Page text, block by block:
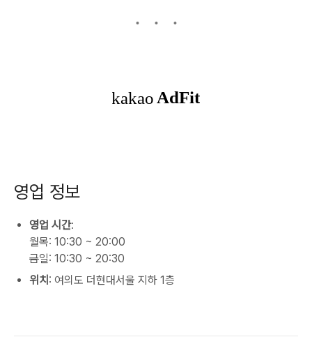
영업 정보
영업 시간:
월목: 10:30 ~ 20:00
금일: 10:30 ~ 20:30
위치 : 여의도 더현대서울 지하 1층